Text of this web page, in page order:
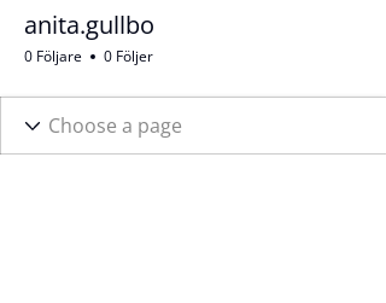
anita.gullbo
0 Följare 0 Följer